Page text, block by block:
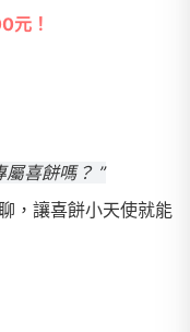
元！
屬喜餅嗎？ ”
，讓喜餅小天使就能